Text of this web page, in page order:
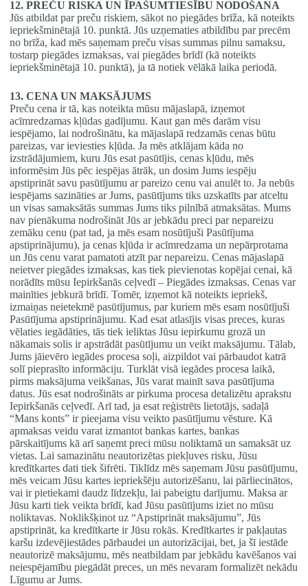
12. PREČU RISKA UN ĪPAŠUMTIESĪBU NODOŠANA
Jūs atbildat par preču riskiem, sākot no piegādes brīža, kā noteikts
iepriekšminētajā 10. punktā. Jūs uzņematies atbildību par precēm
no brīža, kad mēs saņemam preču visas summas pilnu samaksu,
tostarp piegādes izmaksas, vai piegādes brīdī (kā noteikts
iepriekšminētajā 10. punktā), ja tā notiek vēlākā laika periodā.
13. CENA UN MAKSĀJUMS
Preču cena ir tā, kas noteikta mūsu mājaslapā, izņemot
acīmredzamas kļūdas gadījumu. Kaut gan mēs darām visu
iespējamo, lai nodrošinātu, ka mājaslapā redzamās cenas būtu
pareizas, var ieviesties kļūda. Ja mēs atklājam kāda no
izstrādājumiem, kuru Jūs esat pasūtījis, cenas kļūdu, mēs
informēsim Jūs pēc iespējas ātrāk, un dosim Jums iespēju
apstiprināt savu pasūtījumu ar pareizo cenu vai anulēt to. Ja nebūs
iespējams sazināties ar Jums, pasūtījums tiks uzskatīts par atceltu
un visas samaksātās summas Jums tiks pilnībā atmaksātas. Mums
nav pienākuma nodrošināt Jūs ar jebkādu preci par nepareizu
zemāku cenu (pat tad, ja mēs esam nosūtījuši Pasūtījuma
apstiprinājumu), ja cenas kļūda ir acīmredzama un nepārprotama
un Jūs cenu varat pamatoti atzīt par nepareizu. Cenas mājaslapā
neietver piegādes izmaksas, kas tiek pievienotas kopējai cenai, kā
norādīts mūsu Iepirkšanās ceļvedī – Piegādes izmaksas. Cenas var
mainīties jebkurā brīdī. Tomēr, izņemot kā noteikts iepriekš,
izmaiņas neietekmē pasūtījumus, par kuriem mēs esam nosūtījuši
Pasūtījuma apstiprinājumu. Kad esat atlasījis visas preces, kuras
vēlaties iegādāties, tās tiek ieliktas Jūsu iepirkumu grozā un
nākamais solis ir apstrādāt pasūtījumu un veikt maksājumu. Tālab,
Jums jāievēro iegādes procesa soļi, aizpildot vai pārbaudot katrā
solī pieprasīto informāciju. Turklāt visā iegādes procesa laikā,
pirms maksājuma veikšanas, Jūs varat mainīt sava pasūtījuma
datus. Jūs esat nodrošināts ar pirkuma procesa detalizētu aprakstu
Iepirkšanās ceļvedī. Arī tad, ja esat reģistrēts lietotājs, sadaļā
“Mans konts” ir pieejama visu veikto pasūtījumu vēsture. Kā
apmaksas veidu varat izmantot bankas kartes, bankas
pārskaitījums kā arī saņemt preci mūsu noliktamā un samaksāt uz
vietas. Lai samazinātu neautorizētas piekļuves risku, Jūsu
kredītkartes dati tiek šifrēti. Tiklīdz mēs saņemam Jūsu pasūtījumu,
mēs veicam Jūsu kartes iepriekšēju autorizēšanu, lai pārliecinātos,
vai ir pietiekami daudz līdzekļu, lai pabeigtu darījumu. Maksa ar
Jūsu karti tiek veikta brīdī, kad Jūsu pasūtījums iziet no mūsu
noliktavas. Noklikšķinot uz “Apstiprināt maksājumu”, Jūs
apstiprināt, ka kredītkarte ir Jūsu rokās. Kredītkartes ir pakļautas
karšu izdevējiestādes pārbaudei un autorizācijai, bet, ja šī iestāde
neautorizē maksājumu, mēs neatbildam par jebkādu kavēšanos vai
neiespējamību piegādāt preces, un mēs nevaram formalizēt nekādu
Līgumu ar Jums.